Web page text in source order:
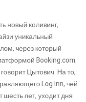
новый коливинг,
уникальный
через который
Booking.com.
Цытович. На то,
Log Inn, чей
лет, уходит дня